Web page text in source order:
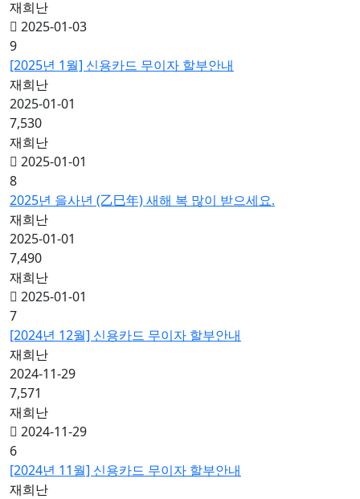
재희난
2025-01-03
9
[2025년 1월] 신용카드 무이자 할부안내
재희난
2025-01-01
7,530
재희난
2025-01-01
8
2025년 을사년 (乙巳年) 새해 복 많이 받으세요.
재희난
2025-01-01
7,490
재희난
2025-01-01
7
[2024년 12월] 신용카드 무이자 할부안내
재희난
2024-11-29
7,571
재희난
2024-11-29
6
[2024년 11월] 신용카드 무이자 할부안내
재희난